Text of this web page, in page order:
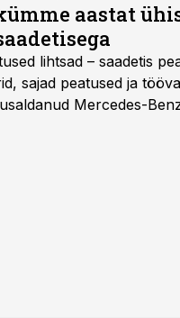
aastat
lihtsad – saadetis
sajad peatused ja
Mercedes-